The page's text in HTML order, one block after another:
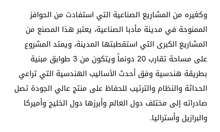
وكغيره من المشاريع الصناعية التي استفادت من الحوافز
الممنوحة في مدينة مأدبا الصناعية، يعتبر هذا المصنع من
المشاريع الكبرى التي استقطبتها المدينة، ويمتد المشروع
على مساحة تقارب 20 دونماً ويتكون من 3 طوابق مبنية
بطريقة هندسية وفق أحدث الأساليب الهندسية التي تراعي
الحداثة والنظام والترتيب للحفاظ على منتج عالي الجودة تصل
صادراته إلى مختلف دول العالم وأبرزها دول الخليج وأميركا
والبرازيل وأستراليا.